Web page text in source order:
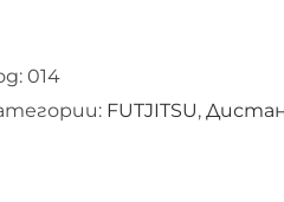
управление
за
014
FUTJITSU,